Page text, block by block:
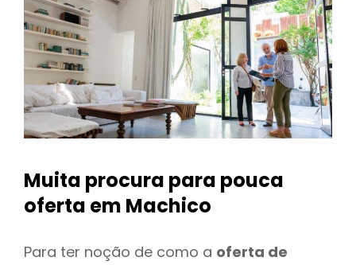
Muita procura para pouca
oferta em Machico
Para ter noção de como a oferta de